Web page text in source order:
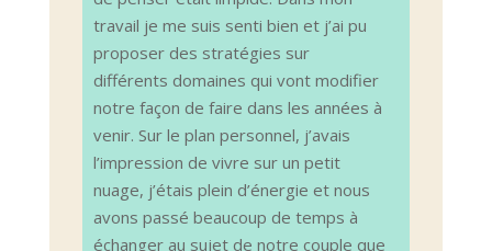
travail je me suis senti bien et j’ai pu
proposer des stratégies sur
différents domaines qui vont modifier
notre façon de faire dans les années à
venir. Sur le plan personnel, j’avais
l’impression de vivre sur un petit
nuage, j’étais plein d’énergie et nous
avons passé beaucoup de temps à
échanger au sujet de notre couple que